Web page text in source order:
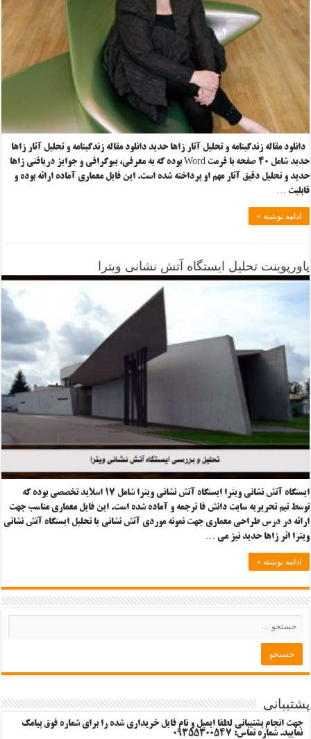
دانلود مقاله زندگینامه و تحلیل آثار زاها حدید دانلود مقاله زندگینامه و تحلیل آثار زاها
حدید شامل ۴۰ صفحه با فرمت Word بوده که به معرفی، بیوگرافی و جوایز دریافتی زاها
حدید و تحلیل دقیق آثار مهم او پرداخته شده است. این فایل معماری آماده ارائه بوده و
قابلیت …
ادامه نوشته »
پاورپوینت تحلیل ایستگاه آتش نشانی ویترا
ایستگاه آتش نشانی ویترا ایستگاه آتش نشانی ویترا شامل ۱۷ اسلاید تخصصی بوده که
توسط تیم تحریریه سایت دانش فا ترجمه و آماده شده است. این فایل معماری مناسب جهت
ارائه در درس طراحی معماری جهت نمونه موردی آتش نشانی یا تحلیل ایستگاه آتش نشانی
ویترا اثر زاها حدید نیز می …
ادامه نوشته »
پشتیبانی
جهت انجام پشتیبانی لطفا ایمیل و نام فایل خریداری شده را برای شماره فوق پیامک
نمایید. شماره تماس: 09355300547